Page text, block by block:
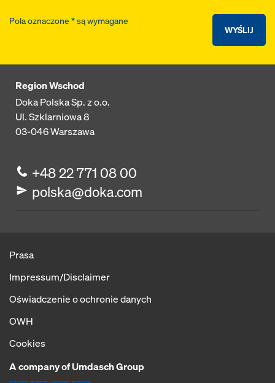
WYŚLIJ
Pola oznaczone * są wymagane
Region Wschod
Doka Polska Sp. z o.o.
Ul. Szklarniowa 8
03-046Warszawa
+48 22 771 08 00
polska@doka.com
Prasa
Impressum/Disclaimer
Oświadczenie o ochronie danych
OWH
Cookies
A company of Umdasch Group